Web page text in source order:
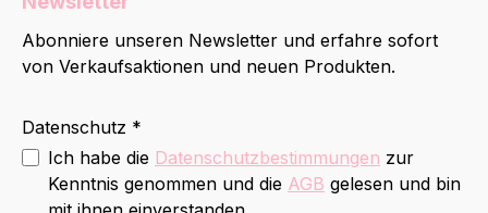
Abonniere unseren Newsletter und erfahre sofort
von Verkaufsaktionen und neuen Produkten.
Datenschutz *
Ich habe die Datenschutzbestimmungen zur
Kenntnis genommen und die AGB gelesen und bin